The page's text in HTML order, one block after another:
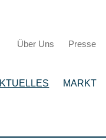
Über Uns Presse
MARKT